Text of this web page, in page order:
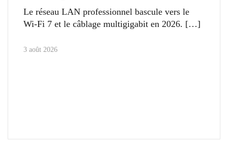
Le réseau LAN professionnel bascule vers le
Wi-Fi 7 et le câblage multigigabit en 2026.
3 août 2026